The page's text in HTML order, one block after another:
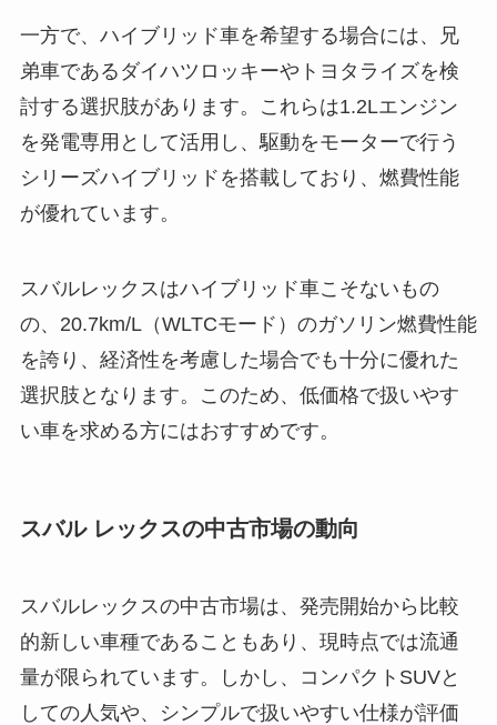
一方で、ハイブリッド車を希望する場合には、兄
弟車であるダイハツロッキーやトヨタライズを検
討する選択肢があります。これらは1.2Lエンジン
を発電専用として活用し、駆動をモーターで行う
シリーズハイブリッドを搭載しており、燃費性能
が優れています。
スバルレックスはハイブリッド車こそないもの
の、20.7km/L（WLTCモード）のガソリン燃費性能
を誇り、経済性を考慮した場合でも十分に優れた
選択肢となります。このため、低価格で扱いやす
い車を求める方にはおすすめです。
スバル レックスの中古市場の動向
スバルレックスの中古市場は、発売開始から比較
的新しい車種であることもあり、現時点では流通
量が限られています。しかし、コンパクトSUVと
しての人気や、シンプルで扱いやすい仕様が評価